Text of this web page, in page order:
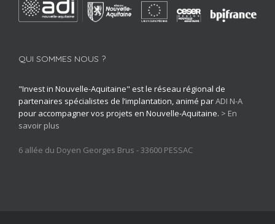
QUI SOMMES NOUS ?
"Invest in Nouvelle-Aquitaine" est le réseau régional de
partenaires spécialistes de l’implantation, animé parADI N-A
pour accompagner vos projets en Nouvelle-Aquitaine. > En
savoir plus
6 allée du Doyen Georges Brus - 33600 PESSAC